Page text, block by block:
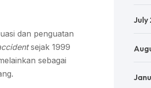
dan penguatan
sejak 1999
sebagai
July